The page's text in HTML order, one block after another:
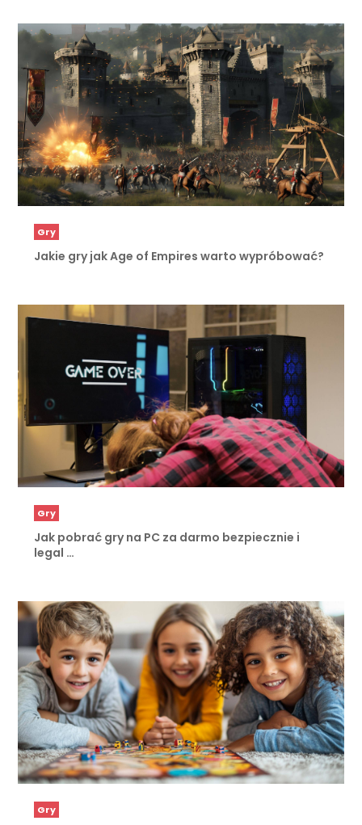
Gry
Jakie gry jak Age of Empires warto wypróbować?
Gry
Jak pobrać gry na PC za darmo bezpiecznie i
legal …
Gry